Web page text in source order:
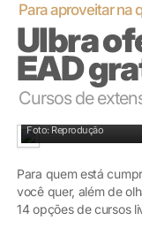
Para aproveitar na
Ulbra
EAD
Cursos de
Foto: Reprodução
Para quem está
você quer, além de
14 opções de cursos